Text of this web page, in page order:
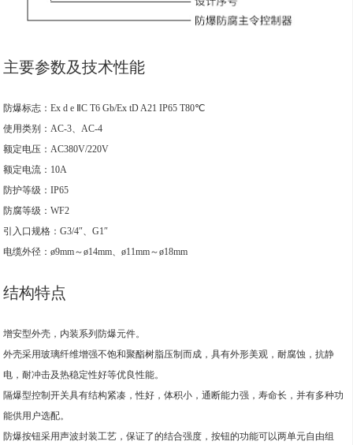
主要参数及技术性能
防爆标志：Ex d e ⅡC T6 Gb/Ex tD A21 IP65 T80℃
使用类别：AC-3、AC-4
额定电压：AC380V/220V
额定电流：10A
防护等级：IP65
防腐等级：WF2
引入口规格：G3/4″、G1″
电缆外径：ø9mm～ø14mm、ø11mm～ø18mm
结构特点
增安型外壳，内装系列防爆元件。
外壳采用玻璃纤维增强不饱和聚酯树脂压制而成，具有外形美观，耐腐蚀，抗静
电，耐冲击及热稳定性好等优良性能。
隔爆型控制开关具有结构紧凑，性好，体积小，通断能力强，寿命长，并有多种功
能供用户选配。
防爆按钮采用声波封装工艺，保证了的结合强度，按钮的功能可以两单元自由组